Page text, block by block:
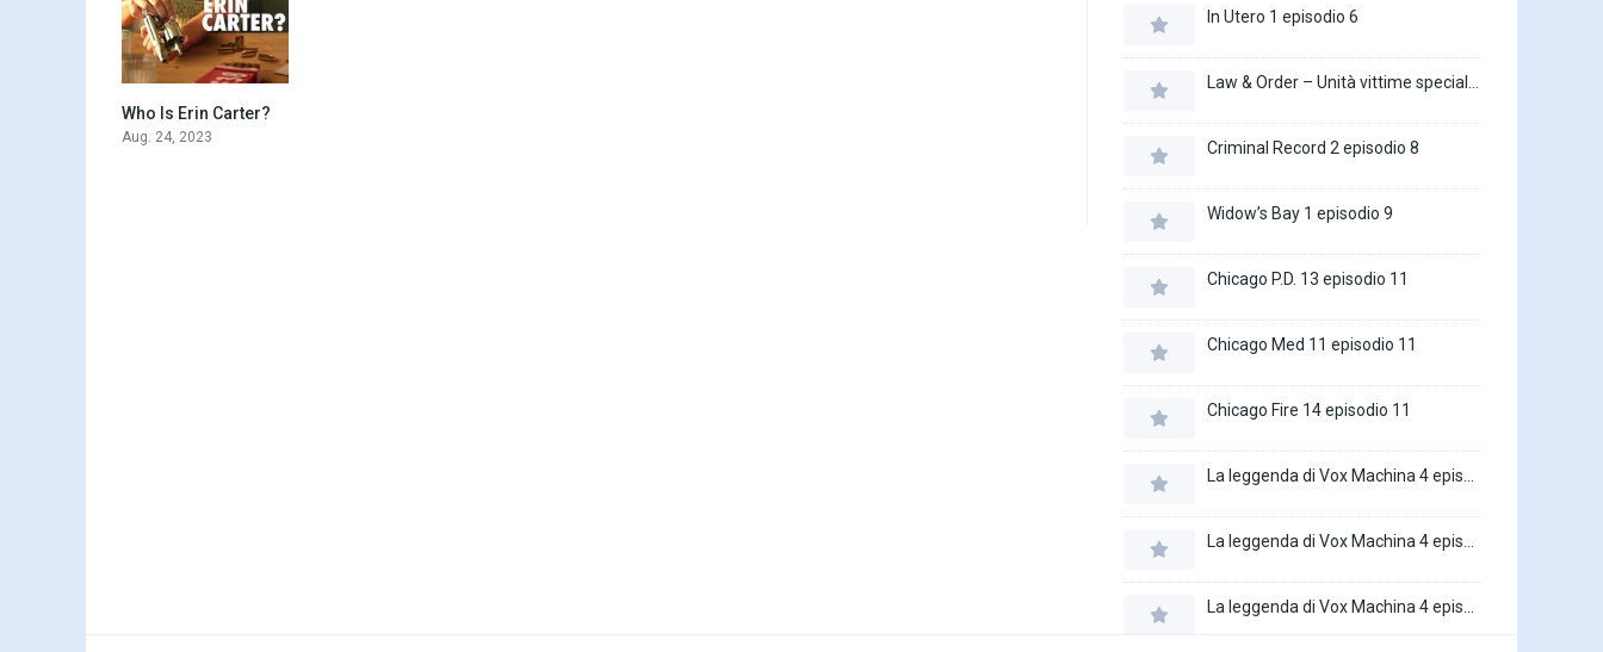
Who Is Erin Carter?
Aug. 24, 2023
In Utero 1 episodio 6
Criminal Record 2 episodio 8
Widow’s Bay 1 episodio 9
Chicago P.D. 13 episodio 11
Chicago Med 11 episodio 11
Chicago Fire 14 episodio 11